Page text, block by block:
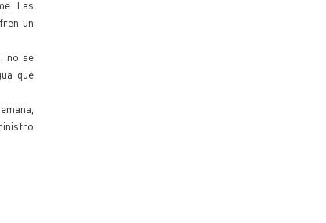
Las
un
no se
que